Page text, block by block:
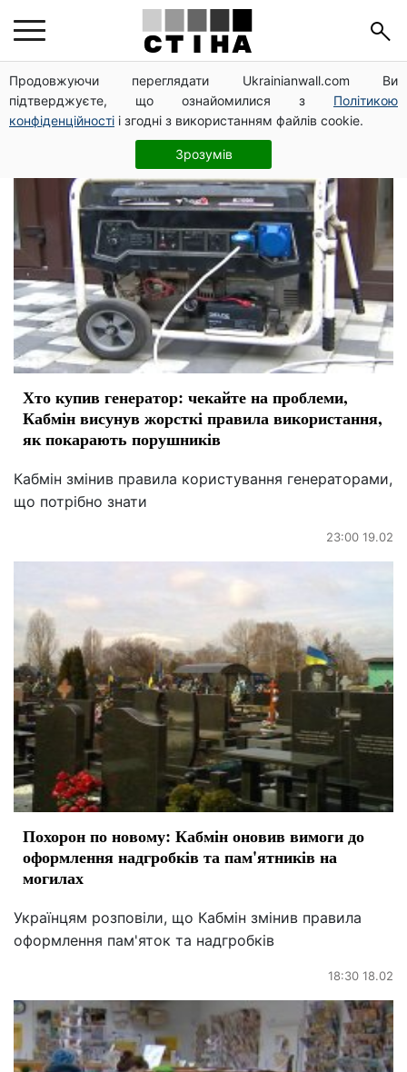
Продовжуючи переглядати Ukrainianwall.com Ви
підтверджуєте, що ознайомилися з Політикою
конфіденційності і згодні з використанням файлів cookie.
Зрозумів
правила
Хто купив генератор: чекайте на проблеми,
Кабмін висунув жорсткі правила використання,
як покарають порушників
Кабмін змінив правила користування генераторами,
що потрібно знати
23:00 19.02
Похорон по новому: Кабмін оновив вимоги до
оформлення надгробків та пам'ятників на
могилах
Українцям розповіли, що Кабмін змінив правила
оформлення пам'яток та надгробків
18:30 18.02